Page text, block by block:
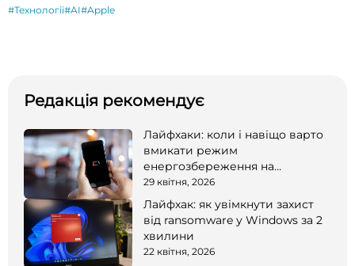
#Технології#AI#Apple
Редакція рекомендує
Лайфхаки: коли і навіщо варто
вмикати режим
енергозбереження на
смартфоні
29 квітня, 2026
Лайфхак: як увімкнути захист
від ransomware у Windows за 2
хвилини
22 квітня, 2026